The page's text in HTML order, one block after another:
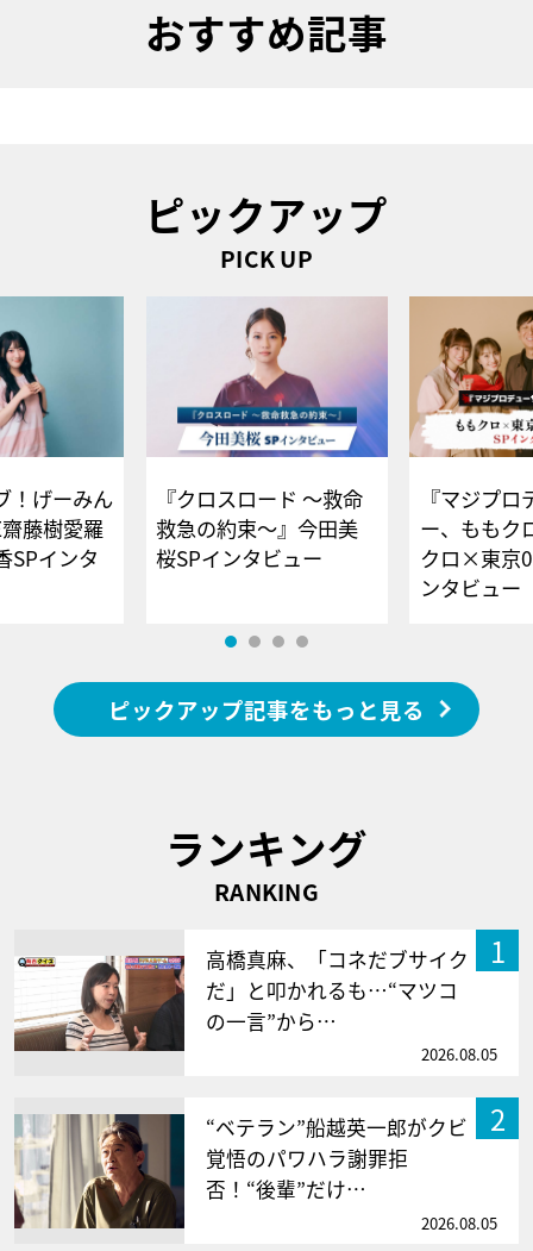
おすすめ記事
ピックアップ
PICK UP
！げーみん
藤樹愛羅
SPインタ
『クロスロード ～救命
救急の約束～』今田美
桜SPインタビュー
『マジプロ
ー、ももク
クロ×東京
ンタビュー
ピックアップ記事をもっと見る
ランキング
RANKING
1
高橋真麻、「コネだブサイク
だ」と叩かれるも…“マツコ
の一言”から…
2026.08.05
2
“ベテラン”船越英一郎がクビ
覚悟のパワハラ謝罪拒
否！“後輩”だけ…
2026.08.05